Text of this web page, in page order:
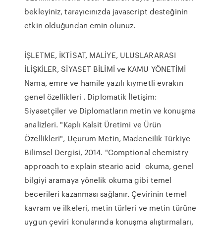
bekleyiniz, tarayıcınızda javascript desteğinin
etkin olduğundan emin olunuz.
İŞLETME, İKTİSAT, MALİYE, ULUSLARARASI
İLİŞKİLER, SİYASET BİLİMİ ve KAMU YÖNETİMİ
Nama, emre ve hamile yazılı kıymetli evrakın
genel özellikleri . Diplomatik İletişim:
Siyasetçiler ve Diplomatların metin ve konuşma
analizleri. "Kaplı Kalsit Üretimi ve Ürün
Özellikleri", Uçurum Metin, Madencilik Türkiye
Bilimsel Dergisi, 2014. "Comptional chemistry
approach to explain stearic acid okuma, genel
bilgiyi aramaya yönelik okuma gibi temel
becerileri kazanması sağlanır. Çevirinin temel
kavram ve ilkeleri, metin türleri ve metin türüne
uygun çeviri konularında konuşma alıştırmaları,